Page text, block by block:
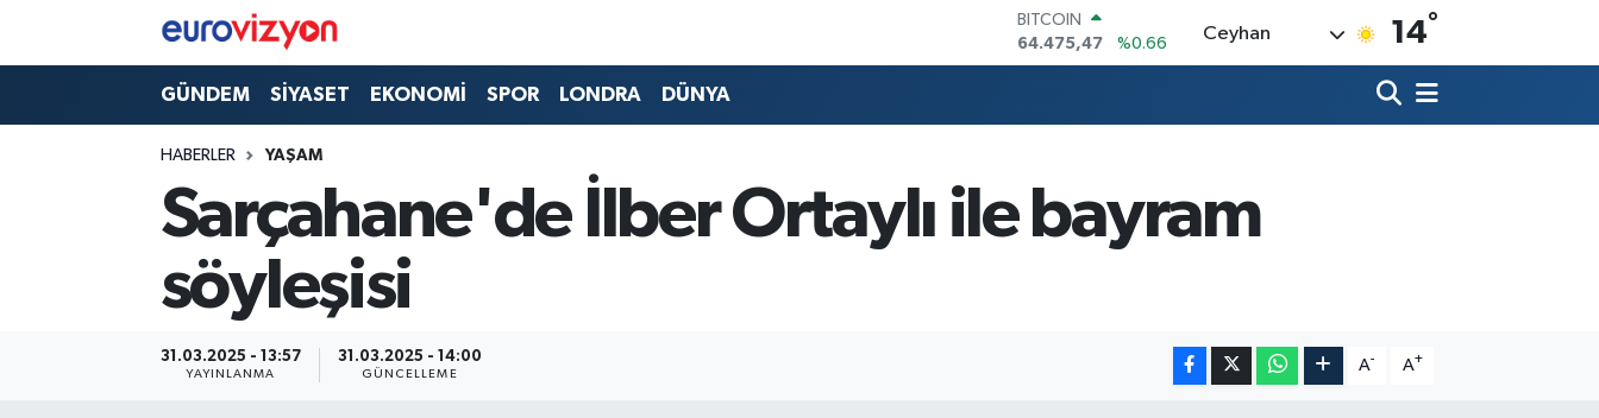
DOLAR
47,5971
%0.05
EURO
6518.23
BİST100
13.703
%0
Ceyhan 14°
GÜNDEM SİYASET EKONOMİ SPOR LONDRA DÜNYA
HABERLER YAŞAM
Sarçahane'de İlber Ortaylı ile bayram
söyleşisi
31.03.2025 - 13:57
YAYINLANMA
31.03.2025 - 14:00
GÜNCELLEME
A- A+